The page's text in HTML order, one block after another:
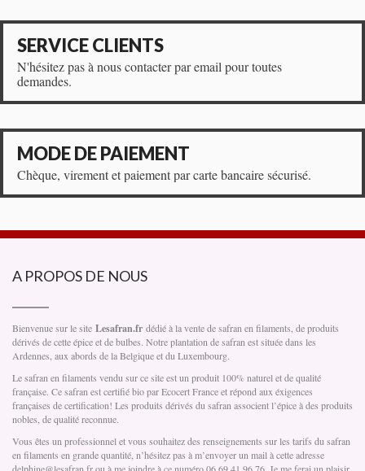
SERVICE CLIENTS
N'hésitez pas à nous contacter par email pour toutes
demandes.
MODE DE PAIEMENT
Chèque, virement et paiement par carte bancaire sécurisé.
A PROPOS DE NOUS
Bienvenue sur le site Lesafran.fr dédié à la vente de safran en filaments, de produits
dérivés de cette épice et de bulbes. Notre plantation de safran est située dans les
Ardennes, aux abords de la Belgique et du Luxembourg.
Le safran en filaments vendu sur ce site est un produit 100% naturel et de qualité
française. Ce safran est certifié bio par Ecocert France et répond aux éxigences
françaises de certification! Les produits dérivés du safran associent l’épice à des produits
nobles, de qualité reconnue.
Vous êtes un professionnel et vous souhaitez des renseignements sur les tarifs du safran
en filaments en grande quantité, n’hésitez pas à m’envoyer un mail à cette adresse